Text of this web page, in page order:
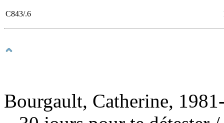
C843/.6
Bourgault, Catherine,